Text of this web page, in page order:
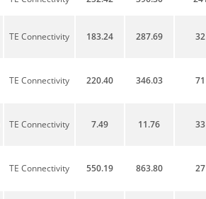
TE Connectivity 183.24 287.69 32
TE Connectivity 220.40 346.03 71
TE Connectivity 7.49 11.76 33
TE Connectivity 550.19 863.80 27